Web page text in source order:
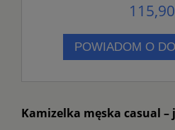
115,90
POWIADOM O
Kamizelka męska casual –